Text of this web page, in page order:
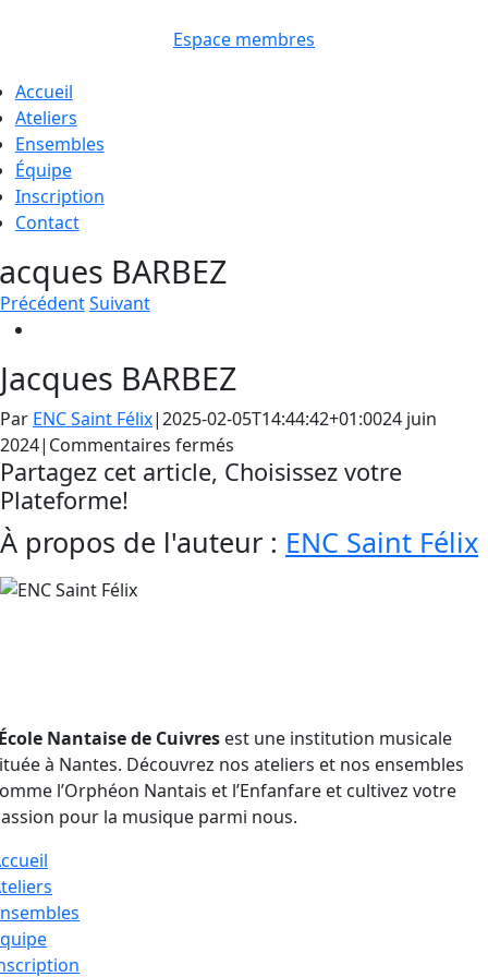
Espace membres
Accueil
Ateliers
Ensembles
Équipe
Inscription
Contact
BARBEZ
PrécédentSuivant
agrandie
Jacques BARBEZ
Par ENC Saint Félix|2025-02-05T14:44:42+01:0024 juin
2024| Commentaires fermés
Jacques
Partagez cet article, Choisissez votre
Plateforme!
Facebook
X
Reddit
LinkedIn
WhatsApp
Telegram
Tumblr
Pinterest
Vk
Xing
Email
À propos de l'auteur : ENC Saint Félix
Nantaise de Cuivres est une institution musicale
à Nantes. Découvrez nos ateliers et nos ensembles
l’Orphéon Nantais et l’Enfanfare et cultivez votre
pour la musique parmi nous.